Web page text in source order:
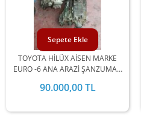
TOYOTA HİLÜX AİSEN MARKE
EURO -6 ANA ARAZİ ŞANZUMAN
90.000,00 TL
Sepete Ekle